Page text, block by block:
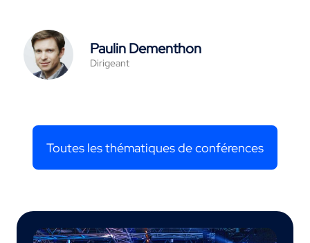
Paulin Dementhon
Dirigeant
Toutes les thématiques de conférences